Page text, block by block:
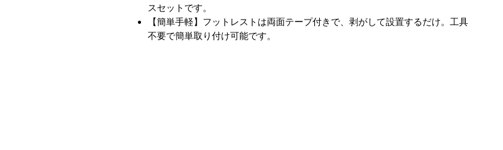
スセットです。
【簡単手軽】フットレストは両面テープ付きで、剥がして設置するだけ。工具
不要で簡単取り付け可能です。